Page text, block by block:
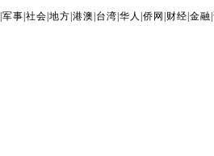
|军事 |社会 |地方 |港澳 台湾 |华人 |侨网 财经 |金融 |